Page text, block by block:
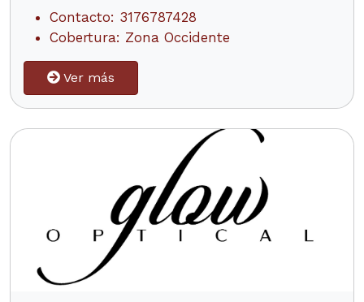
Contacto: 3176787428
Cobertura: Zona Occidente
Ver más